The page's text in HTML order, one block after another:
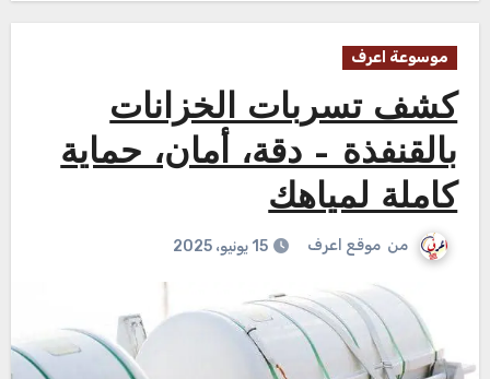
موسوعة اعرف
كشف تسربات الخزانات
بالقنفذة – دقة، أمان، حماية
كاملة لمياهك
من موقع اعرف 15 يونيو، 2025